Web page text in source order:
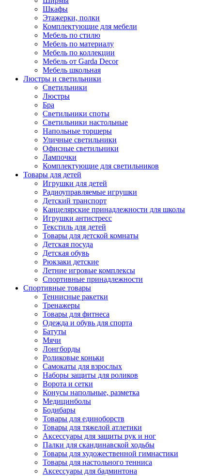
Шкафы
Этажерки, полки
Комплектующие для мебели
Мебель по стилю
Мебель по материалу
Мебель по коллекции
Мебель от Garda Decor
Мебель школьная
Люстры и светильники
Светильники
Люстры
Бра
Светильники споты
Светильники настольные
Напольные торшеры
Уличные светильники
Офисные светильники
Лампочки
Комплектующие для светильников
Товары для детей
Игрушки для детей
Радиоуправляемые игрушки
Детский транспорт
Канцелярские принадлежности для школы
Игрушки антистресс
Текстиль для детей
Товары для детской комнаты
Детская посуда
Детская обувь
Рюкзаки детские
Летние игровые комплексы
Спортивные принадлежности
Спортивные товары
Теннисные ракетки
Тренажеры
Товары для фитнеса
Одежда и обувь для спорта
Батуты
Мячи
Лонгборды
Роликовые коньки
Самокаты для взрослых
Наборы защиты для роликов
Ворота и сетки
Конусы напольные, разметка
Медицинболы
Бодибары
Товары для единоборств
Товары для тяжелой атлетики
Аксессуары для защиты рук и ног
Палки для скандинавской ходьбы
Товары для художественной гимнастики
Товары для настольного тенниса
Аксессуары для бадминтона